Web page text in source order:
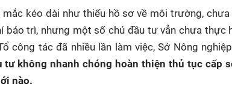
kéo dài như thiếu hồ sơ về môi trường, chưa
trì, nhưng một số chủ đầu tư vẫn chưa thực
công tác đã nhiều lần làm việc, Sở Nông
tư không nhanh chóng hoàn thiện thủ tục cấp
nào.